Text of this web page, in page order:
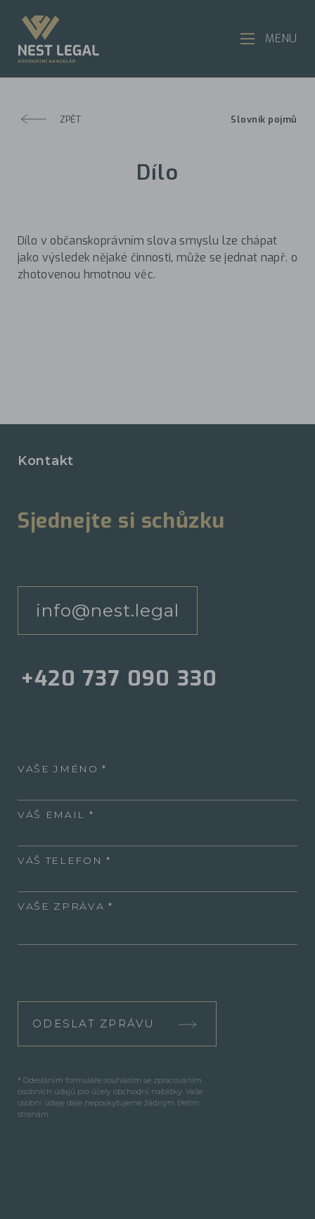
ZPĚT Slovník pojmů
Dílo
Dílo v občanskoprávním slova smyslu lze chápat
jako výsledek nějaké činnosti, může se jednat např. o
zhotovenou hmotnou věc.
Kontakt
Sjednejte si schůzku
info@nest.legal
+420 737 090 330
VAŠE JMÉNO
VÁŠ EMAIL
VÁŠ TELEFON
VAŠE ZPRÁVA
ODESLAT ZPRÁVU
* Odesláním formuláře souhlasím se zpracováním
osobních údajů pro účely obchodní nabídky. Vaše
osobní údaje dále neposkytujeme žádným třetím
stranám.
MENU